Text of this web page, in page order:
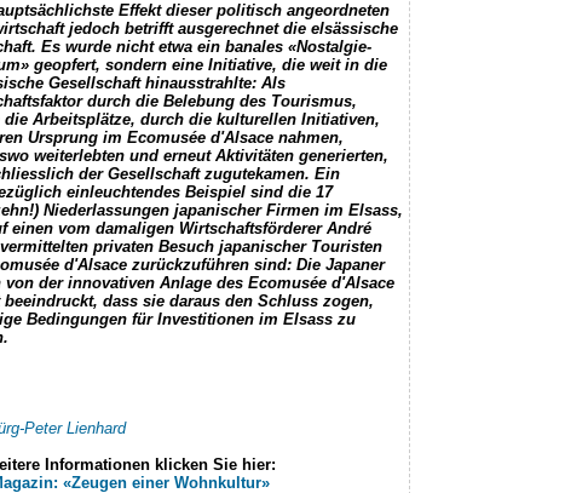
Effekt dieser politisch angeordneten
jedoch betrifft ausgerechnet die elsässische
Es wurde nicht etwa ein banales «Nostalgie-
geopfert, sondern eine Initiative, die weit in die
Gesellschaft hinausstrahlte: Als
durch die Belebung des Tourismus,
die Arbeitsplätze, durch die kulturellen Initiativen,
Ursprung im Ecomusée d'Alsace nahmen,
weiterlebten und erneut Aktivitäten generierten,
der Gesellschaft zugutekamen. Ein
einleuchtendes Beispiel sind die 17
Niederlassungen japanischer Firmen im Elsass,
einen vom damaligen Wirtschaftsförderer André
privaten Besuch japanischer Touristen
d'Alsace zurückzuführen sind: Die Japaner
von der innovativen Anlage des Ecomusée d'Alsace
beeindruckt, dass sie daraus den Schluss zogen,
Bedingungen für Investitionen im Elsass zu
Peter Lienhard
Informationen klicken Sie hier:
«Zeugen einer Wohnkultur»